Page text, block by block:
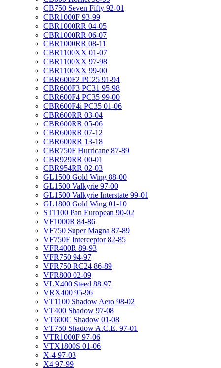
CB750 Seven Fifty 92-01
CBR1000F 93-99
CBR1000RR 04-05
CBR1000RR 06-07
CBR1000RR 08-11
CBR1100XX 01-07
CBR1100XX 97-98
CBR1100XX 99-00
CBR600F2 PC25 91-94
CBR600F3 PC31 95-98
CBR600F4 PC35 99-00
CBR600F4i PC35 01-06
CBR600RR 03-04
CBR600RR 05-06
CBR600RR 07-12
CBR600RR 13-18
CBR750F Hurricane 87-89
CBR929RR 00-01
CBR954RR 02-03
GL1500 Gold Wing 88-00
GL1500 Valkyrie 97-00
GL1500 Valkyrie Interstate 99-01
GL1800 Gold Wing 01-10
ST1100 Pan European 90-02
VF1000R 84-86
VF750 Super Magna 87-89
VF750F Interceptor 82-85
VFR400R 89-93
VFR750 94-97
VFR750 RC24 86-89
VFR800 02-09
VLX400 Steed 88-97
VRX400 95-96
VT1100 Shadow Aero 98-02
VT400 Shadow 97-08
VT600C Shadow 01-08
VT750 Shadow A.C.E. 97-01
VTR1000F 97-06
VTX1800S 01-06
X-4 97-03
X4 97-99